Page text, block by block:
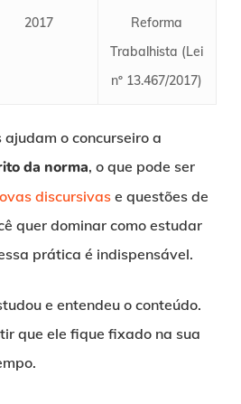
2017
Reforma
Trabalhista (Lei
nº 13.467/2017)
o concurseiro a
da norma, o que pode ser
discursivase questões de
quer dominar como estudar
prática é indispensável.
e entendeu o conteúdo.
que ele fique fixado na sua